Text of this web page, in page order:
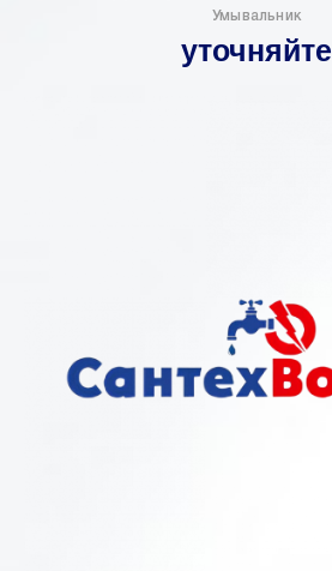
Умывальник
уточняйте